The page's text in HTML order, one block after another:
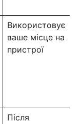
Використовує
ваше місце на
пристрої
Після